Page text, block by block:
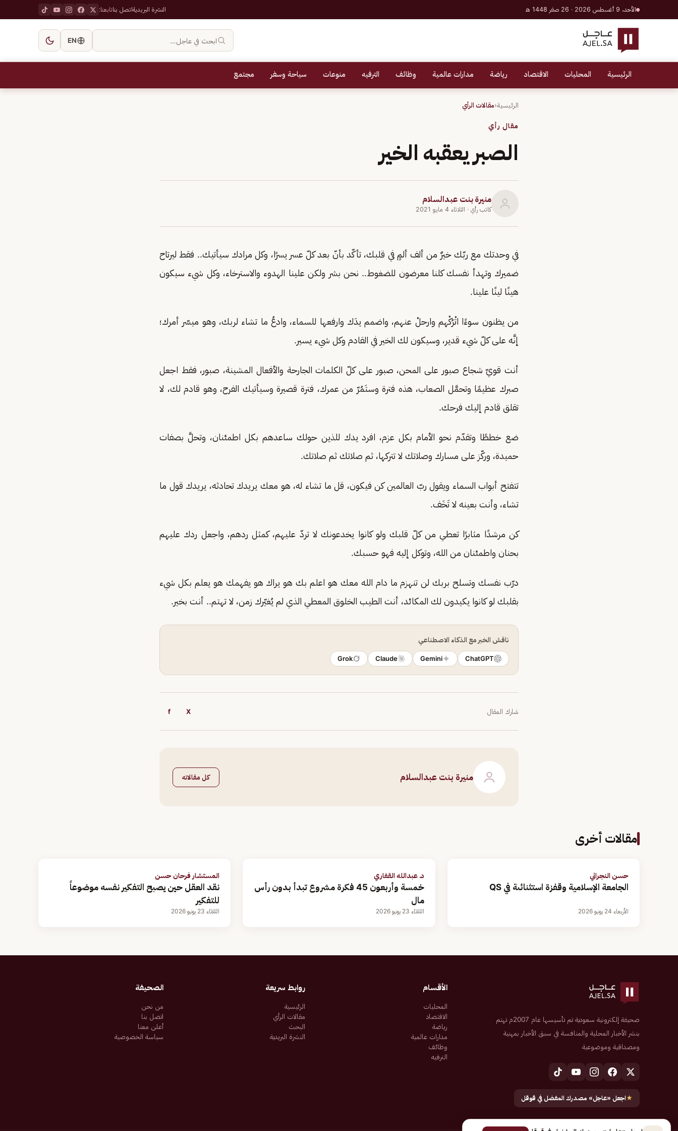
الأحد، 9 أغسطس 2026 · 26 صفر 1448 هـ النشرة البريديةاتصل بناتابعنا:
ابحث في عاجل… EN
الرئيسية المحليات الاقتصاد رياضة مدارات عالمية وظائف الترفيه منوعات سياحة وسفر مجتمع
الرئيسية‹مقالات الرأي
مقال رأي
الصبر يعقبه الخير
منيرة بنت عبدالسلام
كاتب رأي · الثلاثاء 4 مايو 2021
في وحدتك مع ربّك خيرٌ من ألف ألمٍ في قلبك، تأكّد بأنّ بعد كلّ عسر يسرًا، وكل مرادك سيأتيك.. فقط ليرتاح
ضميرك وتهدأ نفسك كلنا معرضون للضغوط.. نحن بشر ولكن علينا الهدوء والاسترخاء، وكل شيء سيكون
هينًا لينًا علينا.
من يظنون سوءًا اتْرُكْهم وارحلْ عنهم، واضمم يدَك وارفعها للسماء، وادعُ ما تشاء لربك، وهو ميسّر أمرك؛
إنَّه على كلّ شيء قدير، وسيكون لك الخير في القادم وكل شيء يسير.
أنت قويّ شجاع صبور على المحن، صبور على كلّ الكلمات الجارحة والأفعال المشينة، صبور، فقط اجعل
صبرك عظيمًا وتحمَّل الصعاب، هذه فترة وستَمُرّ من عمرك، فترة قصيرة وسيأتيك الفرح، وهو قادم لك، لا
تقلق قادم إليك فرحك.
ضع خططًا وتقدّم نحو الأمام بكل عزم، افرد يدك للذين حولك ساعدهم بكل اطمئنان، وتحلَّ بصفات
حميدة، وركّز على مسارك وصلاتك لا تتركها، ثم صلاتك ثم صلاتك.
تتفتح أبواب السماء ويقول ربّ العالمين كن فيكون، قل ما تشاء له، هو معك يريدك تحادثه، يريدك قول ما
تشاء، وأنت بعينه لا تَخَف.
كن مرشدًا مثابرًا تعطي من كلّ قلبك ولو كانوا يخدعونك لا تردّ عليهم، كمثل ردهم، واجعل ردك عليهم
بحنان واطمئنان من الله، وتوكل إليه فهو حسبك.
درّب نفسك وتسلح بربك لن تنهزم ما دام الله معك هو اعلم بك هو يراك هو يفهمك هو يعلم بكل شيء
بقلبك لو كانوا يكيدون لك المكائد، أنت الطيب الخلوق المعطي الذي لم يُغيّرك زمن، لا تهتم.. أنت بخير.
ناقش الخبر مع الذكاء الاصطناعي
ChatGPT
Gemini
Claude
Grok
شارك المقال X
f
منيرة بنت عبدالسلام كل مقالاته
مقالات أخرى
حسن النجراني
الجامعة الإسلامية وقفزة استثنائىة في QS
الأربعاء 24 يونيو 2026
د. عبدالله القفاري
خمسة وأربعون 45 فكرة مشروع تبدأ بدون رأس
مال
الثلاثاء 23 يونيو 2026
المستشار فرحان حسن
نقد العقل حين يصبح التفكير نفسه موضوعاً
للتفكير
الثلاثاء 23 يونيو 2026
صحيفة إلكترونية سعودية تم تأسيسها عام 2007م تهتم
بنشر الأخبار المحلية والمنافسة في سبق الأخبار بمهنية
ومصداقية وموضوعية
★اجعل «عاجل» مصدرك المفضل في قوقل
الأقسام
المحليات
الاقتصاد
رياضة
مدارات عالمية
وظائف
الترفيه
روابط سريعة
الرئيسية
مقالات الرأي
البحث
النشرة البريدية
الصحيفة
من نحن
اتصل بنا
أعلن معنا
سياسة الخصوصية